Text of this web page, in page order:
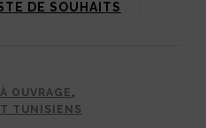
DE SOUHAITS
OUVRAGE ,
TUNISIENS